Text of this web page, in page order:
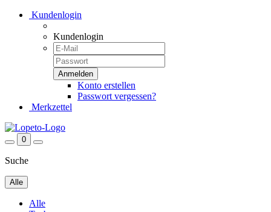
Kundenlogin
Kundenlogin
Konto erstellen
Passwort vergessen?
Merkzettel
0
Suche
Alle
Alle